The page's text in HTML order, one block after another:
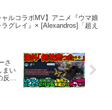
ャルコラボMV】アニメ『ウマ娘
ラグレイ』× [Alexandros]「超え
さ
まい
反応